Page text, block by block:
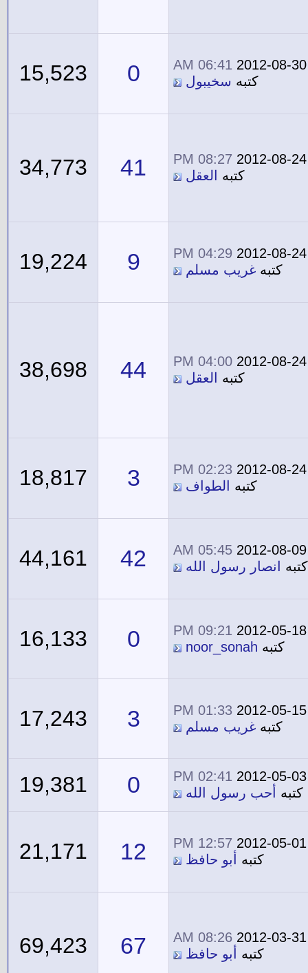
2012-08-30
06:41 AM
كتبه سخيبول 0
15,523
2012-08-24
08:27 PM
كتبه
العقل 41
34,773
2012-08-24
04:29 PM
كتبه غريب مسلم 9
19,224
2012-08-24
04:00 PM
كتبه
العقل 44
38,698
2012-08-24
02:23 PM
كتبه
الطواف 3
18,817
2012-08-09
05:45 AM
كتبه
انصار رسول الله 42
44,161
2012-05-18
09:21 PM
كتبه noor_sonah
0
16,133
2012-05-15
01:33 PM
كتبه غريب مسلم 3
17,243
2012-05-03
02:41 PM
كتبه
أحب رسول الله 0
19,381
2012-05-01
12:57 PM
كتبه
أبو حافظ 12
21,171
2012-03-31
08:26 AM
كتبه
أبو حافظ 67
69,423